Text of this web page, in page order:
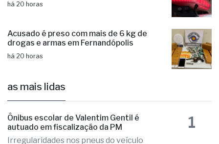
há 20 horas
Acusado é preso com mais de 6 kg de
drogas e armas em Fernandópolis
há 20 horas
as mais lidas
Ônibus escolar de Valentim Gentil é
autuado em fiscalização da PM
Irregularidades nos pneus do veículo
1